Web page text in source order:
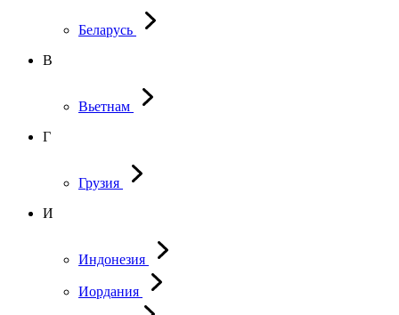
Беларусь
В
Вьетнам
Г
Грузия
И
Индонезия
Иордания